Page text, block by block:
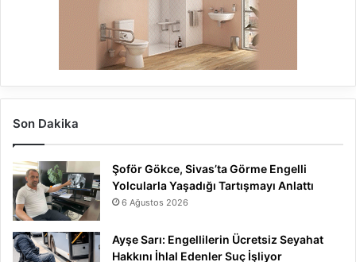
Son Dakika
Şoför Gökce, Sivas’ta Görme Engelli
Yolcularla Yaşadığı Tartışmayı Anlattı
6 Ağustos 2026
Ayşe Sarı: Engellilerin Ücretsiz Seyahat
Hakkını İhlal Edenler Suç İşliyor